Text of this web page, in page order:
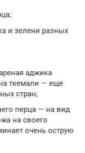
и зелени разных
аджика
ткемали — еще
стран;
перца — на вид
на своего
очень острую